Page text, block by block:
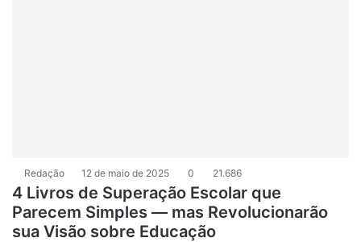
Redação 12 de maio de 2025 0 21.686
4 Livros de Superação Escolar que
Parecem Simples — mas Revolucionarão
sua Visão sobre Educação